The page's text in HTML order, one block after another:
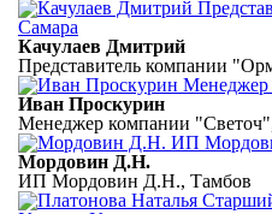
Качулаев Дмитрий
Представитель компании
Иван Проскурин
Менеджер компании
Мордовин Д.Н.
ИП Мордовин Д.Н., Тамбов